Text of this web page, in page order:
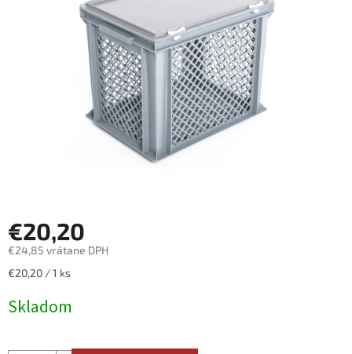
€20,20
€24,85 vrátane DPH
Jednotková
€20,20 / 1 ks
Skladom